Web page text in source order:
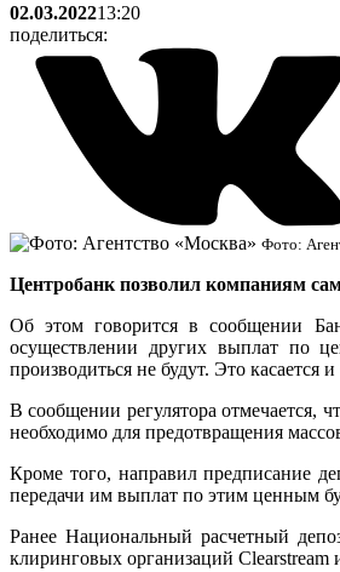
02.03.202213:20
поделиться:
Фото:
Центробанк позволил компаниям
Об этом говорится в сообщении
осуществлении других выплат по
производиться не будут. Это
В сообщении регулятора отмечается,
необходимо для предотвращения
Кроме того, направил предписание
передачи им выплат по этим ценным
Ранее Национальный расчетный
клиринговых организаций